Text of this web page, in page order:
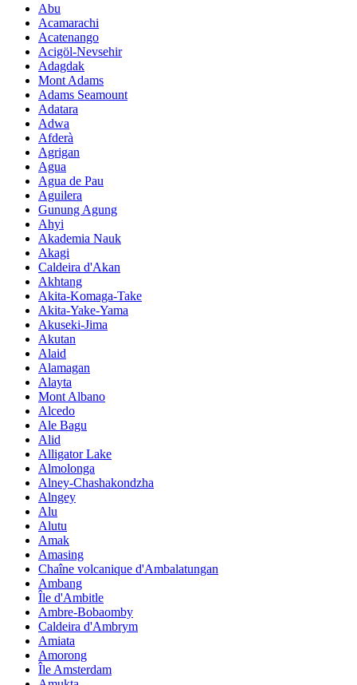
Abu
Acamarachi
Acatenango
Acigöl-Nevsehir
Adagdak
Mont Adams
Adams Seamount
Adatara
Adwa
Afderà
Agrigan
Agua
Agua de Pau
Aguilera
Gunung Agung
Ahyi
Akademia Nauk
Akagi
Caldeira d'Akan
Akhtang
Akita-Komaga-Take
Akita-Yake-Yama
Akuseki-Jima
Akutan
Alaid
Alamagan
Alayta
Mont Albano
Alcedo
Ale Bagu
Alid
Alligator Lake
Almolonga
Alney-Chashakondzha
Alngey
Alu
Alutu
Amak
Amasing
Chaîne volcanique d'Ambalatungan
Ambang
Île d'Ambitle
Ambre-Bobaomby
Caldeira d'Ambrym
Amiata
Amorong
Île Amsterdam